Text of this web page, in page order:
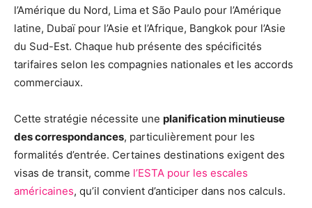
l’Amérique du Nord, Lima et São Paulo pour l’Amérique
latine, Dubaï pour l’Asie et l’Afrique, Bangkok pour l’Asie
du Sud-Est. Chaque hub présente des spécificités
tarifaires selon les compagnies nationales et les accords
commerciaux.
Cette stratégie nécessite une planification minutieuse
des correspondances, particulièrement pour les
formalités d’entrée. Certaines destinations exigent des
visas de transit, comme l’ESTA pour les escales
américaines, qu’il convient d’anticiper dans nos calculs.